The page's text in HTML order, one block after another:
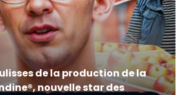
de la production de la
nouvelle star des